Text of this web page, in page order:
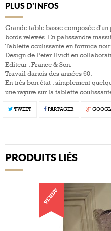
PLUS D'INFOS
Grande table basse composée
bords relevés. En palissandre
Tablette coulissante en formica
Design de Peter Hvidt en
Editeur : France & Son.
Travail danois des années 60.
En très bon état : simplement
une rayure sur la tablette
TWEET PARTAGER
PRODUITS LIÉS
VENDU